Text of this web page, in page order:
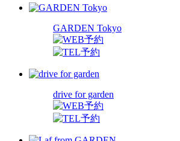
GARDEN Tokyo
drive for garden